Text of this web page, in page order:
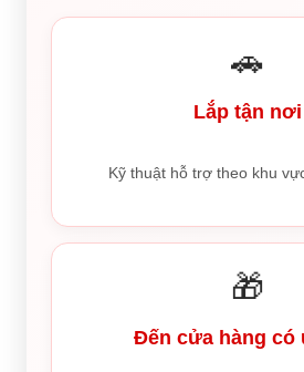
🚗
Lắp tận nơi
Kỹ thuật hỗ trợ theo khu
🎁
Đến cửa hàng có